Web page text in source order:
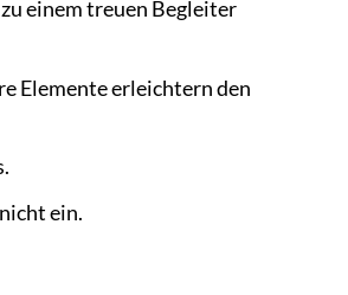
einem treuen Begleiter
Elemente erleichtern den
ein.